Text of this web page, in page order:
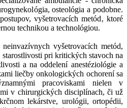
osteológia a podobne.
vyšetrovacích metód‚ ktoré
technikou a technológiou.
vyšetrovacích metód,
pri kritických stavoch na
a na oddelení anestéziológie a
liečby onkologických ochorení sa
pracoviskami nielen v
v chirurgických disciplínach, či už
lekárstve, urológii, ortopédii,